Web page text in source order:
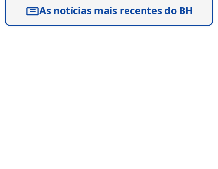
As notícias mais recentes do BH